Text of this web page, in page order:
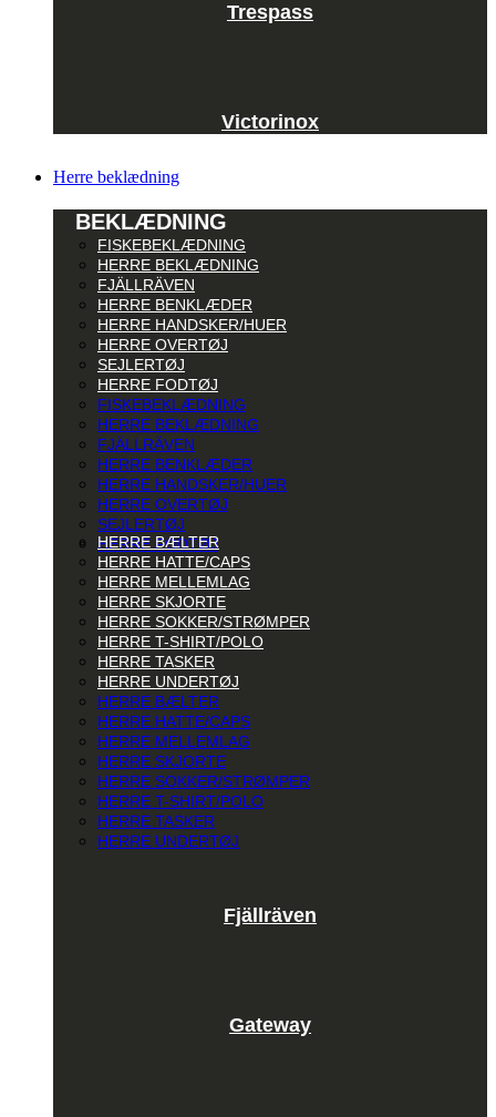
Trespass
Victorinox
Herre beklædning
BEKLÆDNING
FISKEBEKLÆDNING
HERRE BEKLÆDNING
FJÄLLRÄVEN
HERRE BENKLÆDER
HERRE HANDSKER/HUER
HERRE OVERTØJ
SEJLERTØJ
HERRE FODTØJ
FISKEBEKLÆDNING
HERRE BEKLÆDNING
FJÄLLRÄVEN
HERRE BENKLÆDER
HERRE HANDSKER/HUER
HERRE OVERTØJ
SEJLERTØJ
HERRE FODTØJ
HERRE BÆLTER
HERRE HATTE/CAPS
HERRE MELLEMLAG
HERRE SKJORTE
HERRE SOKKER/STRØMPER
HERRE T-SHIRT/POLO
HERRE TASKER
HERRE UNDERTØJ
HERRE BÆLTER
HERRE HATTE/CAPS
HERRE MELLEMLAG
HERRE SKJORTE
HERRE SOKKER/STRØMPER
HERRE T-SHIRT/POLO
HERRE TASKER
HERRE UNDERTØJ
Fjällräven
Gateway